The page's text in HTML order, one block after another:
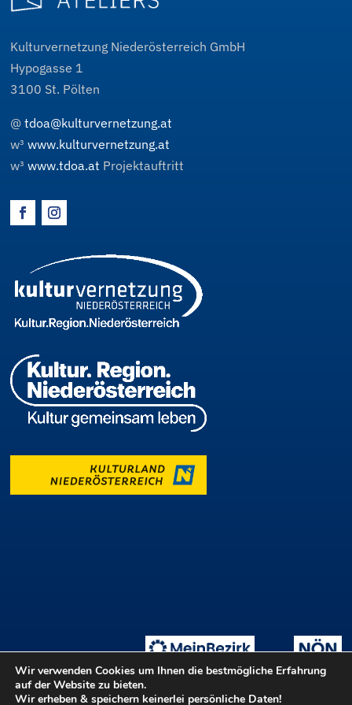
Kulturvernetzung Niederösterreich GmbH
Hypogasse 1
3100 St. Pölten
@tdoa@kulturvernetzung.at
w³www.kulturvernetzung.at
w³www.tdoa.at Projektauftritt
Wir verwenden Cookies um Ihnen die bestmögliche Erfahrung
auf der Website zu bieten.
Wir erheben & speichern keinerlei persönliche Daten!